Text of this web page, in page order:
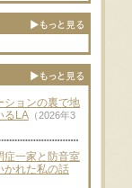
ションの裏で地
るLA （2026年3
症一家と防音室
かれた私の話